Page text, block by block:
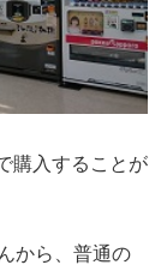
購入することが
から、普通の